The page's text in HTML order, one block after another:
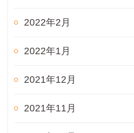
2022年2月
2022年1月
2021年12月
2021年11月